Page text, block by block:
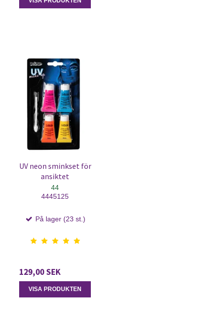
UV neon sminkset för
ansiktet
44
4445125
På lager (23 st.)
129,00 SEK
VISA PRODUKTEN